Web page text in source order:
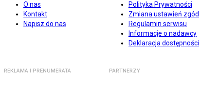
O nas
Kontakt
Napisz do nas
Polityka Prywatności
Zmiana ustawień zgód
Regulamin serwisu
Informacje o nadawcy
Deklaracja dostępności
REKLAMA I PRENUMERATA PARTNERZY